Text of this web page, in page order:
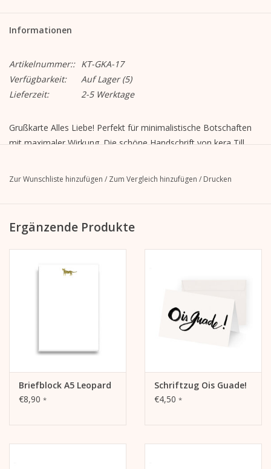
Informationen
Artikelnummer:: KT-GKA-17
Verfügbarkeit:
Auf Lager(5)
Lieferzeit:
2-5 Werktage
Grußkarte Alles Liebe! Perfekt für minimalistische Botschaften
mit maximaler Wirkung. Die schöne Handschrift von kera Till
Motiv "Alles Liebe"
MetaPaper Extrasmooth Warmweiß 270g
C6-Umschlag Metapaper Extrarough Warmwhite 120 g/m
Die Innenseite und die Rückseite sind blanko und beschreibbar.
Zur Wunschliste hinzufügen / Zum Vergleich hinzufügen / Drucken
Ergänzende Produkte
Briefblock A5 Leopard
€8,90 *
Schriftzug Ois Guade!
€4,50 *